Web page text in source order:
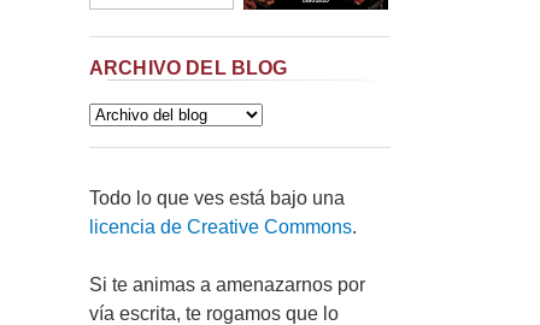
ARCHIVO DEL BLOG
Todo lo que ves está bajo una
licencia de Creative Commons.
Si te animas a amenazarnos por
vía escrita, te rogamos que lo